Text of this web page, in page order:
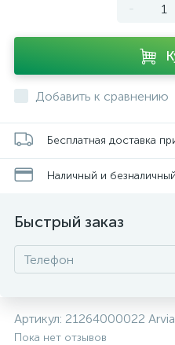
-
Добавить к сравнению
Бесплатная доставка
Наличный и
Быстрый заказ
Артикул: 21264000022 Arvia
Пока нет отзывов